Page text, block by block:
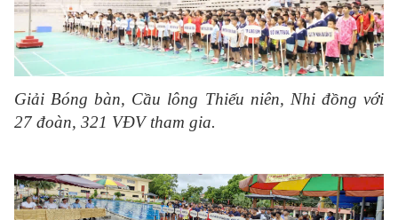
Giải Bóng bàn, Cầu lông Thiếu niên, Nhi đồng với
27 đoàn, 321 VĐV tham gia.